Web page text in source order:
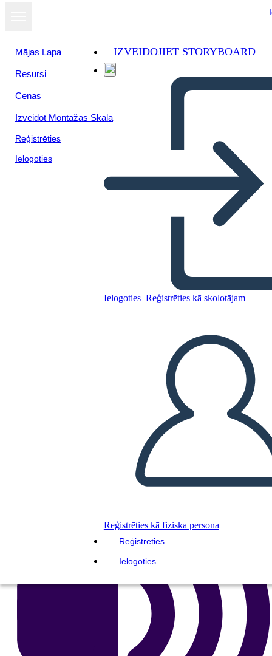
Mājas Lapa
Resursi
Cenas
Izveidot Montāžas Skala
Reģistrēties
Ielogoties
IZVEIDOJIET STORYBOARD
Ielogoties Reģistrēties kā skolotājam
Reģistrēties kā fiziska persona
Reģistrēties
Ielogoties
Tēlainās Valodas Piemēri
Kopējiet šo stāstu tabulu
IZVEIDOT STĀSTU SHĒMU
ATSKAŅOT SLAIDRĀDI
IZLASI MAN